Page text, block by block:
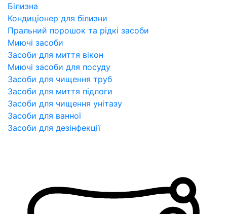
Білизна
Кондиціонер для білизни
Пральний порошок та рідкі засоби
Миючі засоби
Засоби для миття вікон
Миючі засоби для посуду
Засоби для чищення труб
Засоби для миття підлоги
Засоби для чищення унітазу
Засоби для ванної
Засоби для дезінфекції